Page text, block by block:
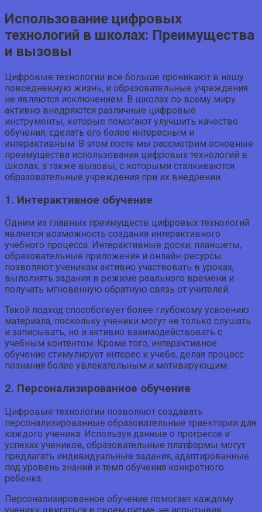
Использование цифровых
технологий в школах: Преимущества
и вызовы
Цифровые технологии все больше проникают в нашу
повседневную жизнь, и образовательные учреждения
не являются исключением. В школах по всему миру
активно внедряются различные цифровые
инструменты, которые помогают улучшить качество
обучения, сделать его более интересным и
интерактивным. В этом посте мы рассмотрим основные
преимущества использования цифровых технологий в
школах, а также вызовы, с которыми сталкиваются
образовательные учреждения при их внедрении.
1. Интерактивное обучение
Одним из главных преимуществ цифровых технологий
является возможность создания интерактивного
учебного процесса. Интерактивные доски, планшеты,
образовательные приложения и онлайн-ресурсы
позволяют ученикам активно участвовать в уроках,
выполнять задания в режиме реального времени и
получать мгновенную обратную связь от учителей.
Такой подход способствует более глубокому усвоению
материала, поскольку ученики могут не только слушать
и записывать, но и активно взаимодействовать с
учебным контентом. Кроме того, интерактивное
обучение стимулирует интерес к учебе, делая процесс
познания более увлекательным и мотивирующим.
2. Персонализированное обучение
Цифровые технологии позволяют создавать
персонализированные образовательные траектории для
каждого ученика. Используя данные о прогрессе и
успехах учеников, образовательные платформы могут
предлагать индивидуальные задания, адаптированные
под уровень знаний и темп обучения конкретного
ребенка.
Персонализированное обучение помогает каждому